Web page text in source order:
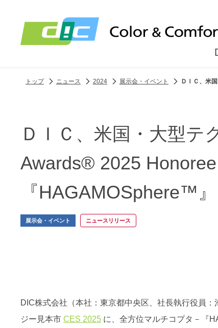
トップ ニュース 2024 展示会・イベント ＤＩＣ、米
ＤＩＣ、米国・大型テ
Awards® 2025
『HAGAMOSphere™
展示会・イベント ニュースリリース
DIC株式会社（本社：東京都中央区、社長執行役員
ジー見本市 CES 2025 に、全方位マルチコプタ－『